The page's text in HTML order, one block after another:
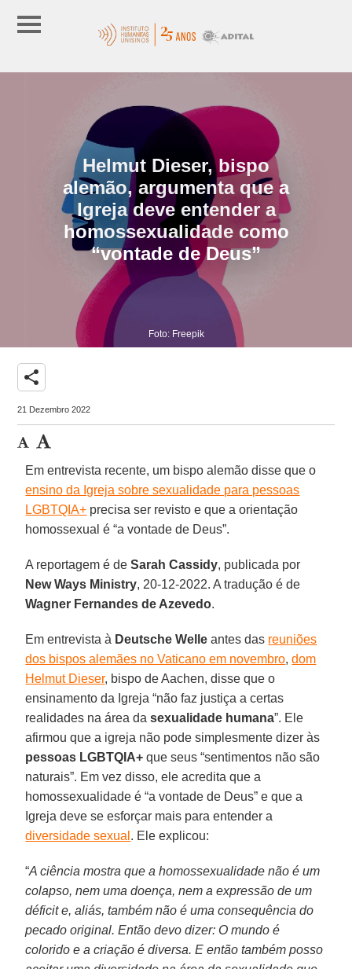
Helmut Dieser, bispo
alemão, argumenta que a
Igreja deve entender a
homossexualidade como
“vontade de Deus”
Foto: Freepik
share
21 Dezembro 2022
Em entrevista recente, um bispo alemão disse que o
ensino da Igreja sobre sexualidade para pessoas
LGBTQIA+ precisa ser revisto e que a orientação
homossexual é “a vontade de Deus”.
A reportagem é deSarah Cassidy, publicada por
New Ways Ministry, 20-12-2022. A tradução é de
Wagner Fernandes de Azevedo.
Em entrevista à Deutsche Welle antes das reuniões
dos bispos alemães no Vaticano em novembro,dom
Helmut Dieser, bispo de Aachen, disse que o
ensinamento da Igreja “não faz justiça a certas
realidades na área dasexualidade humana”. Ele
afirmou que a igreja não pode simplesmente dizer às
pessoas LGBTQIA+ que seus “sentimentos não são
naturais”. Em vez disso, ele acredita que a
homossexualidade é “a vontade de Deus” e que a
Igreja deve se esforçar mais para entender a
diversidade sexual . Ele explicou:
“A ciência mostra que a homossexualidade não é um
colapso, nem uma doença, nem a expressão de um
déficit e, aliás, também não é uma consequência do
pecado original. Então devo dizer: O mundo é
colorido e a criação é diversa. E então também posso